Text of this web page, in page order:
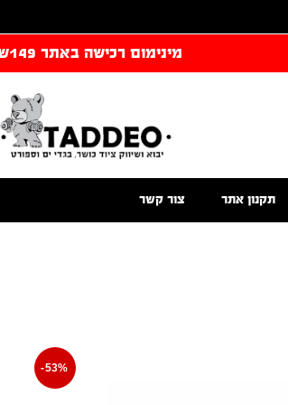
מינימום רכישה באתר 149שח
תקנון אתר צור קשר
-53%